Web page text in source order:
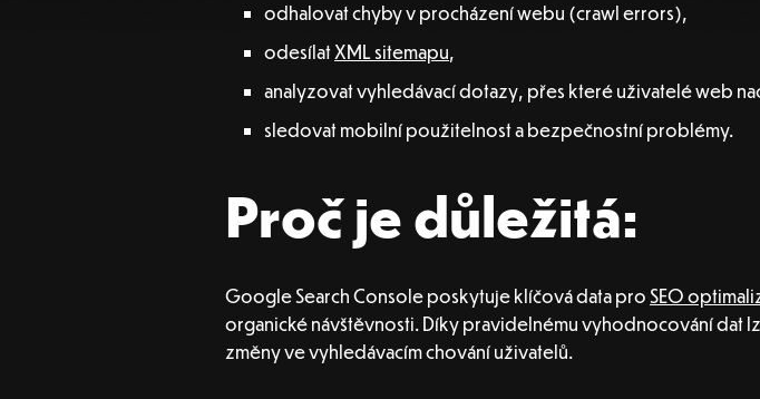
odhalovat chyby v procházení webu (crawl errors),
odesílatXML sitemapu,
analyzovat vyhledávací dotazy, přes které uživatelé web
sledovat mobilní použitelnost a bezpečnostní problémy.
Proč je důležitá:
Google Search Console poskytuje klíčová data proSEO
organické návštěvnosti. Díky pravidelnému vyhodnocování dat
změny ve vyhledávacím chování uživatelů.